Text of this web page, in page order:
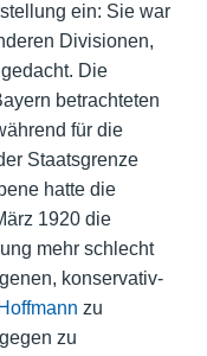
ein: Sie war
Divisionen,
Die
betrachteten
für die
Staatsgrenze
hatte die
1920 die
mehr schlecht
konservativ-
zu
zu